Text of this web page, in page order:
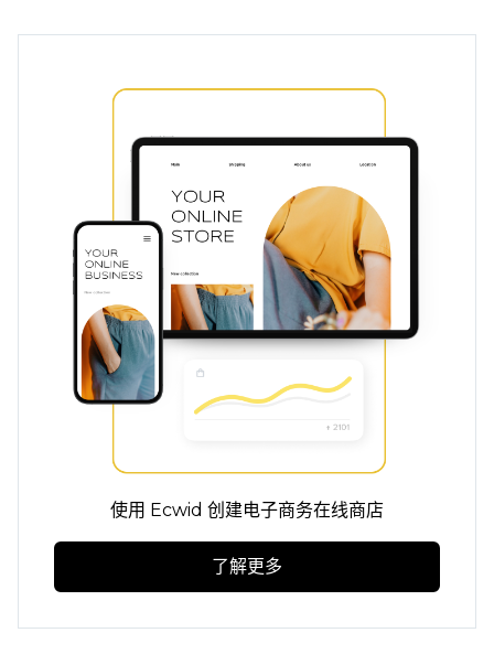
使用 Ecwid 创建电子商务在线商店
了解更多